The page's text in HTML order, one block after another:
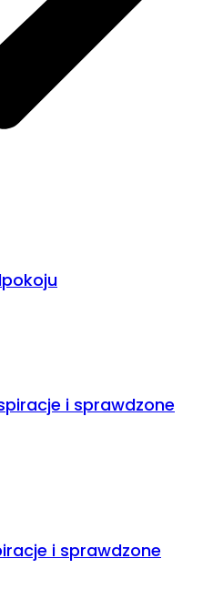
i sprawdzone
i sprawdzone